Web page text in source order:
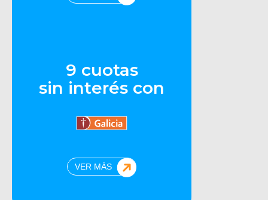
9 cuotas
sin interés con
VER MÁS